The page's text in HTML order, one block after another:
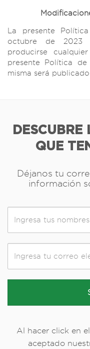
La presente
octubre de 2023
producirse
presente Política
misma será
QUE
Déjanos tu
información
Al hacer click en
aceptado